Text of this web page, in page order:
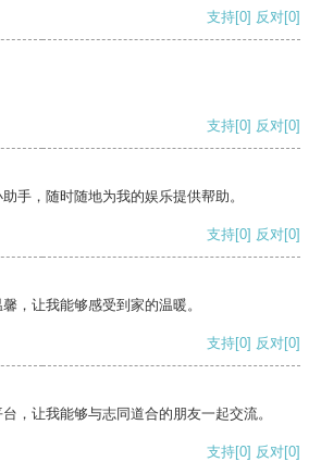
支持[0] 反对[0]
支持[0] 反对[0]
手，随时随地为我的娱乐提供帮助。
支持[0] 反对[0]
，让我能够感受到家的温暖。
支持[0] 反对[0]
，让我能够与志同道合的朋友一起交流。
支持[0] 反对[0]